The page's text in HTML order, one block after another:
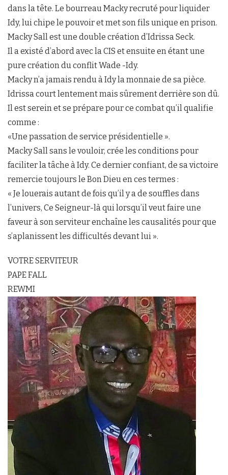
dans la tête. Le bourreau Macky recruté pour liquider
Idy, lui chipe le pouvoir et met son fils unique en prison.
Macky Sall est une double création d’Idrissa Seck.
Il a existé d’abord avec la CIS et ensuite en étant une
pure création du conflit Wade -Idy.
Macky n’a jamais rendu à Idy la monnaie de sa pièce.
Idrissa court lentement mais sûrement derrière son dû.
Il est serein et se prépare pour ce combat qu’il qualifie
comme :
«Une passation de service présidentielle ».
Macky Sall sans le vouloir, crée les conditions pour
faciliter la tâche à Idy. Ce dernier confiant, de sa victoire
remercie toujours le Bon Dieu en ces termes :
« Je louerais autant de fois qu’il y a de souffles dans
l’univers, Ce Seigneur-là qui lorsqu’il veut faire une
faveur à son serviteur enchaîne les causalités pour que
s’aplanissent les difficultés devant lui ».
VOTRE SERVITEUR
PAPE FALL
REWMI